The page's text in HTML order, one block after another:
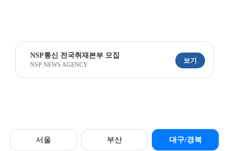
NSP통신 전국취재본부 모집
NSP NEWS AGENCY
보기
서울 부산 대구/경북